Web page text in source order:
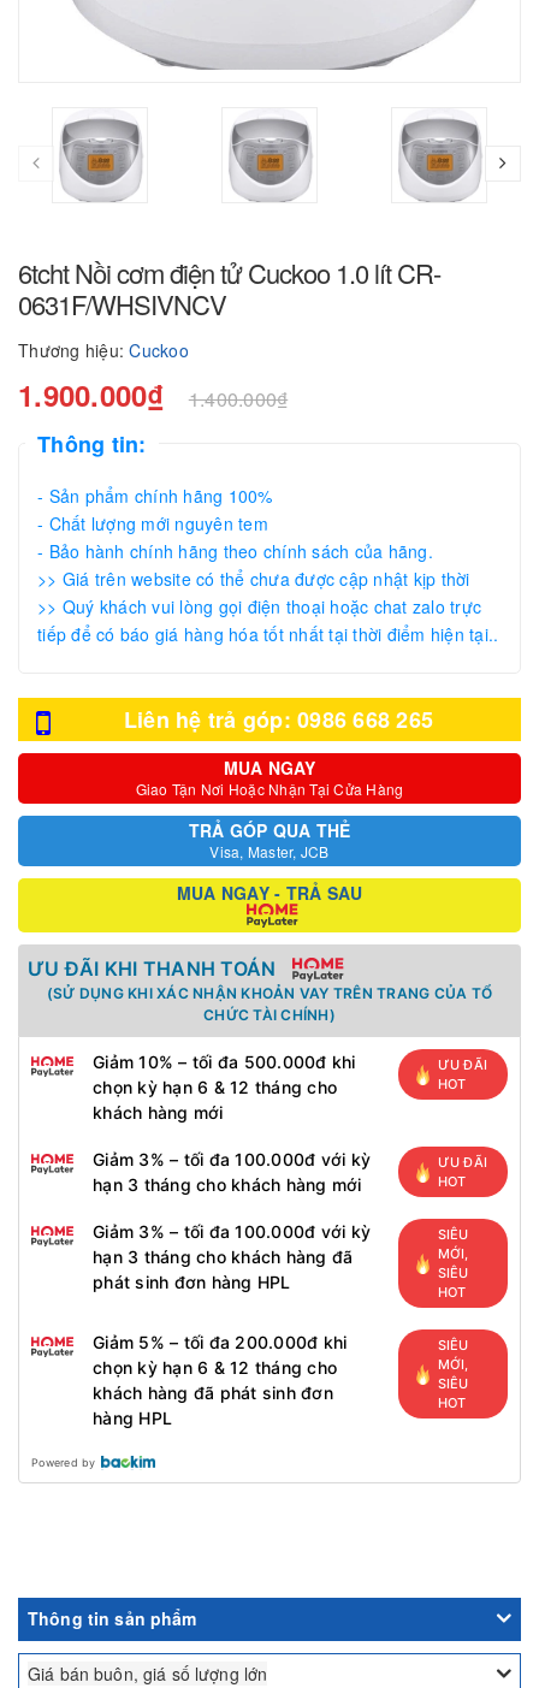
6tcht Nồi cơm điện tử Cuckoo 1.0 lít CR-
0631F/WHSIVNCV
Thương hiệu: Cuckoo
1.900.000₫ 1.400.000₫
Thông tin:
- Sản phẩm chính hãng 100%
- Chất lượng mới nguyên tem
- Bảo hành chính hãng theo chính sách của hãng.
>> Giá trên website có thể chưa được cập nhật kịp thời
>> Quý khách vui lòng gọi điện thoại hoặc chat zalo trực
tiếp để có báo giá hàng hóa tốt nhất tại thời điểm hiện tại..
Liên hệ trả góp: 0986 668 265
MUA NGAY
Giao Tận Nơi Hoặc Nhận Tại Cửa Hàng
TRẢ GÓP QUA THẺ
Visa, Master, JCB
MUA NGAY - TRẢ SAU
ƯU ĐÃI KHI THANH TOÁN
(SỬ DỤNG KHI XÁC NHẬN KHOẢN VAY TRÊN TRANG CỦA TỔ
CHỨC TÀI CHÍNH)
Giảm 10% – tối đa 500.000đ khi
chọn kỳ hạn 6 & 12 tháng cho
khách hàng mới
ƯU ĐÃI
HOT
Giảm 3% – tối đa 100.000đ với kỳ
hạn 3 tháng cho khách hàng mới
ƯU ĐÃI
HOT
Giảm 3% – tối đa 100.000đ với kỳ
hạn 3 tháng cho khách hàng đã
phát sinh đơn hàng HPL
SIÊU
MỚI,
SIÊU
HOT
Giảm 5% – tối đa 200.000đ khi
chọn kỳ hạn 6 & 12 tháng cho
khách hàng đã phát sinh đơn
hàng HPL
SIÊU
MỚI,
SIÊU
HOT
Powered by
Thông tin sản phẩm
Giá bán buôn, giá số lượng lớn